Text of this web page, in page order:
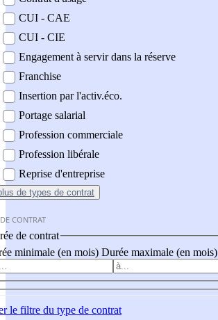
CUI - CAE
CUI - CIE
Engagement à servir dans la réserve
Franchise
Insertion par l'activ.éco.
Portage salarial
Profession commerciale
Profession libérale
Reprise d'entreprise
de types de contrat
CONTRAT
de contrat
minimale (en mois) Durée maximale (en mois)
le filtre du type de contrat